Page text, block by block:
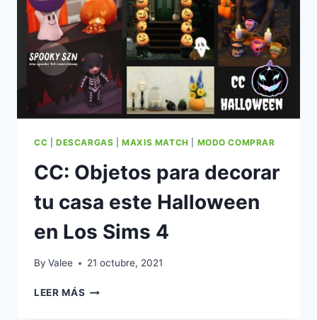
POR
MYSHUNOSUN
PARA
LOS
SIMS
4
CC DESCARGAS |MAXIS MATCH MODO COMPRAR
CC: Objetos para decorar
tu casa este Halloween
en Los Sims 4
By Valee 21 octubre, 2021
LEER MÁS CC: